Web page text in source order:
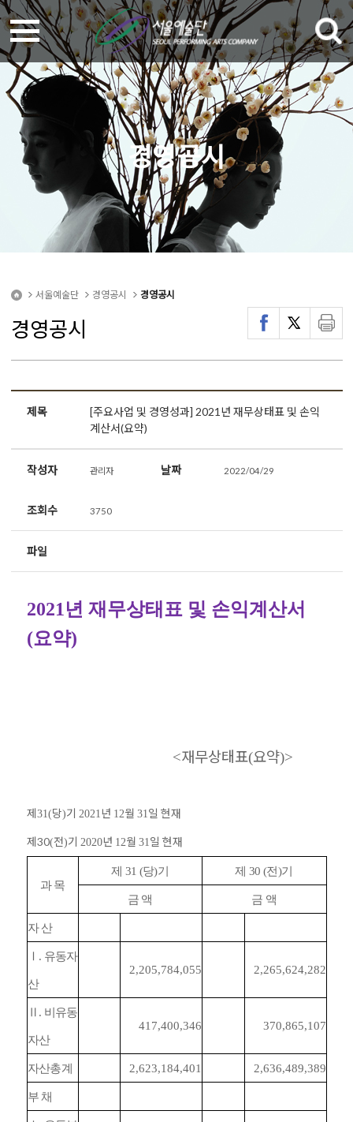
경영공시
서울예술단 경영공시 경영공시
경영공시
제목
[주요사업 및 경영성과] 2021년 재무상태표 및 손익
계산서(요약)
작성자 관리자 날짜 2022/04/29
조회수 3750
파일
2021년 재무상태표 및 손익계산서
(요약)
<재무상태표(요약)>
제 31(당)기 2021년 12월 31일 현재
제30(전)기 2020년 12월 31일 현재
과 목
제 31 (당)기 제30 (전)기
금 액 금 액
자 산
Ⅰ . 유동자
산
2,205,784,055 2,265,624,282
Ⅱ . 비유동
자산
417,400,346 370,865,107
자산총계 2,623,184,401 2,636,489,389
부 채